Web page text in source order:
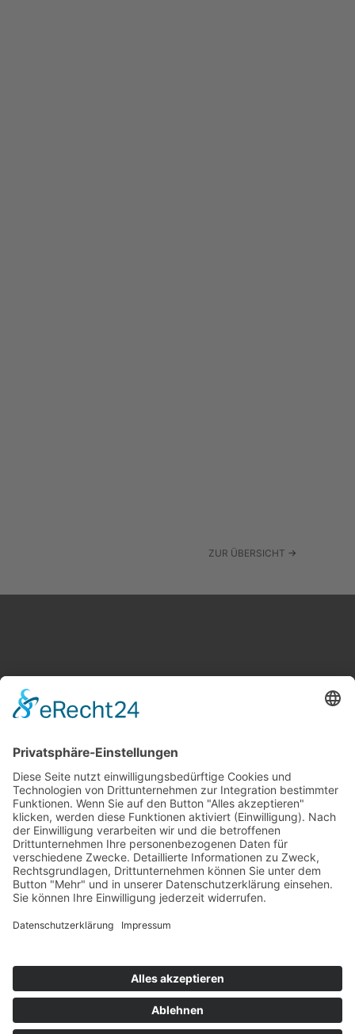
ZUR ÜBERSICHT →
Nickel und Wachter Architekten GbR
Standort Bamberg
96047 Bamberg
Standort Viereth
Hauptstraße 15
96191 Viereth-Trunstadt
MAIL@NICKEL-WACHTER.DE
TEL.0951 302758-0